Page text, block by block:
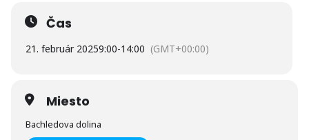
cien
Vecné ceny:
každého dňa!
podporte mladých lyžiarov! Verejné detské lyžiarske
preteky sú ideálnym spôsobom, ako si deti môžu vyskúšať
Čas
21. február 20259:00-14:00 (GMT+00:00)
Miesto
Bachledova dolina